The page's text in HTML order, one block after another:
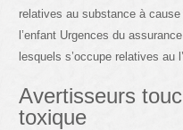
relatives au substance à
l’enfant Urgences du
lesquels s’occupe relatives au
Avertisseurs
toxique